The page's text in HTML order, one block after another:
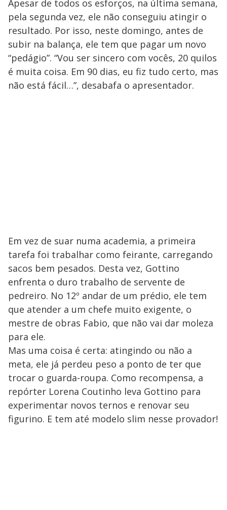
Apesar de todos os esforços, na última semana,
pela segunda vez, ele não conseguiu atingir o
resultado. Por isso, neste domingo, antes de
subir na balança, ele tem que pagar um novo
“pedágio”. “Vou ser sincero com vocês, 20 quilos
é muita coisa. Em 90 dias, eu fiz tudo certo, mas
não está fácil…”, desabafa o apresentador.
Em vez de suar numa academia, a primeira
tarefa foi trabalhar como feirante, carregando
sacos bem pesados. Desta vez, Gottino
enfrenta o duro trabalho de servente de
pedreiro. No 12º andar de um prédio, ele tem
que atender a um chefe muito exigente, o
mestre de obras Fabio, que não vai dar moleza
para ele.
Mas uma coisa é certa: atingindo ou não a
meta, ele já perdeu peso a ponto de ter que
trocar o guarda-roupa. Como recompensa, a
repórter Lorena Coutinho leva Gottino para
experimentar novos ternos e renovar seu
figurino. E tem até modelo slim nesse provador!